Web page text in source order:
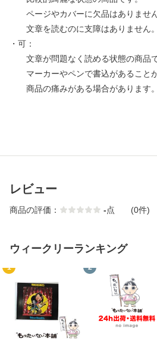
ページやカバーに欠品はありません
文章を読むのに支障はありません。
・可：
文章が問題なく読める状態の商品で
マーカーやペンで書込があることが
商品の痛みがある場合があります。
レビュー
商品の評価： -点 (0件)
ウィークリーランキング
1 2